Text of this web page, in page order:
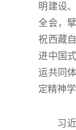
明建设
全会，
祝西藏
进中国
运共同
定精神
习